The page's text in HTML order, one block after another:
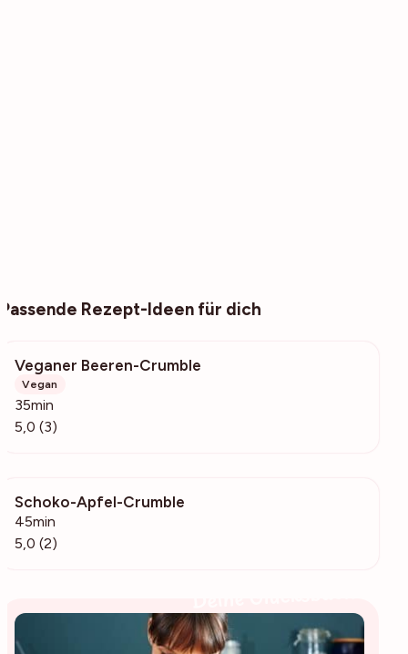
Passende Rezept-Ideen für dich
Veganer Beeren-Crumble
Vegan
35min
5,0 (3)
Schoko-Apfel-Crumble
45min
5,0 (2)